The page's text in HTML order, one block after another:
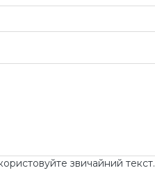
звичайний текст.